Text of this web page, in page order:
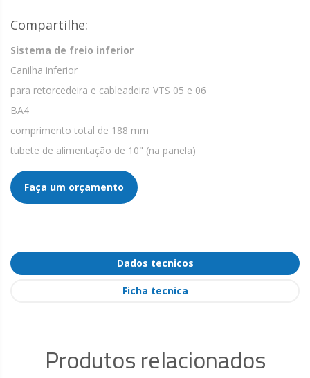
Compartilhe:
Sistema de freio inferior
Canilha inferior
para retorcedeira e cableadeira VTS 05 e 06
BA4
comprimento total de 188 mm
tubete de alimentação de 10" (na panela)
Faça um orçamento
Dados tecnicos
Ficha tecnica
Produtos relacionados